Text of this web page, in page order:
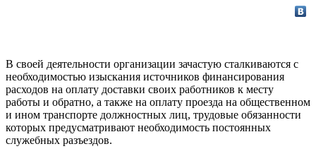
В своей деятельности организации зачастую сталкиваются с
необходимостью изыскания источников финансирования
расходов на оплату доставки своих работников к месту
работы и обратно, а также на оплату проезда на общественном
и ином транспорте должностных лиц, трудовые обязанности
которых предусматривают необходимость постоянных
служебных разъездов.